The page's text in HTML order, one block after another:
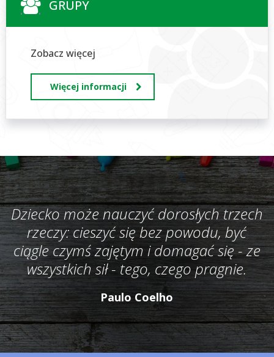
GRUPY
Zobacz więcej
Więcej informacji
Dziecko może nauczyć dorosłych trzech
rzeczy: cieszyć się bez powodu, być
ciągle czymś zajętym i domagać się - ze
wszystkich sił - tego, czego pragnie.
Paulo Coelho